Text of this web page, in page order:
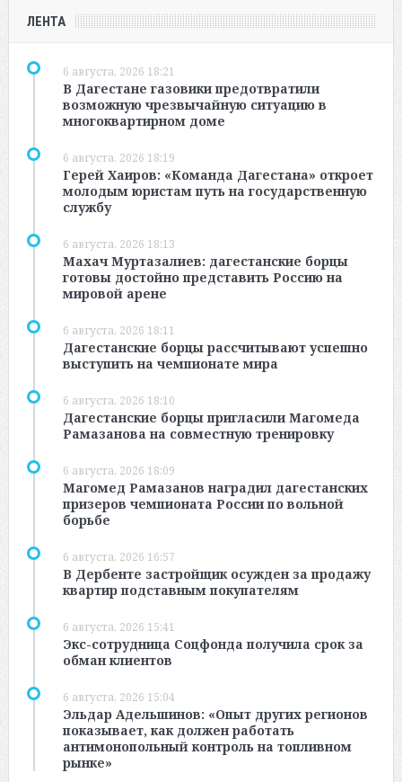
ЛЕНТА
6 августа, 2026 18:21
В Дагестане газовики предотвратили
возможную чрезвычайную ситуацию в
многоквартирном доме
6 августа, 2026 18:19
Герей Хаиров: «Команда Дагестана» откроет
молодым юристам путь на государственную
службу
6 августа, 2026 18:13
Махач Муртазалиев: дагестанские борцы
готовы достойно представить Россию на
мировой арене
6 августа, 2026 18:11
Дагестанские борцы рассчитывают успешно
выступить на чемпионате мира
6 августа, 2026 18:10
Дагестанские борцы пригласили Магомеда
Рамазанова на совместную тренировку
6 августа, 2026 18:09
Магомед Рамазанов наградил дагестанских
призеров чемпионата России по вольной
борьбе
6 августа, 2026 16:57
В Дербенте застройщик осужден за продажу
квартир подставным покупателям
6 августа, 2026 15:41
Экс-сотрудница Соцфонда получила срок за
обман клиентов
6 августа, 2026 15:04
Эльдар Адельшинов: «Опыт других регионов
показывает, как должен работать
антимонопольный контроль на топливном
рынке»